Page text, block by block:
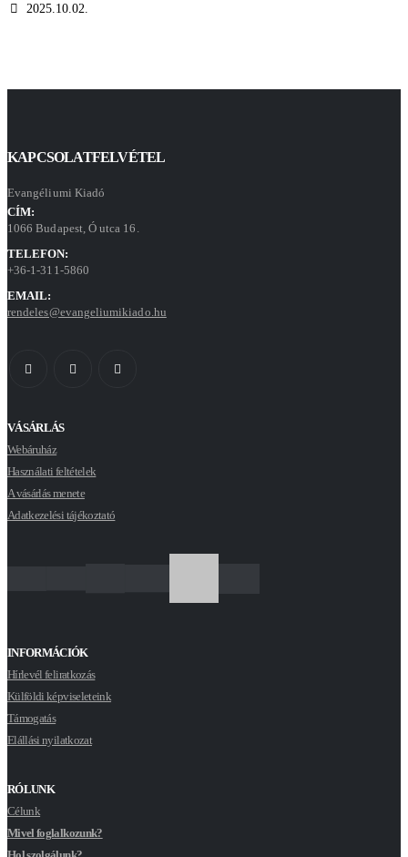
2025.10.02.
KAPCSOLATFELVÉTEL
Evangéliumi Kiadó
CÍM:
1066 Budapest, Ó utca 16.
TELEFON:
+36-1-311-5860
EMAIL:
rendeles@evangeliumikiado.hu
VÁSÁRLÁS
Webáruház
Használati feltételek
A vásárlás menete
Adatkezelési tájékoztató
INFORMÁCIÓK
Hírlevél feliratkozás
Külföldi képviseleteink
Támogatás
Elállási nyilatkozat
RÓLUNK
Célunk
Mivel foglalkozunk?